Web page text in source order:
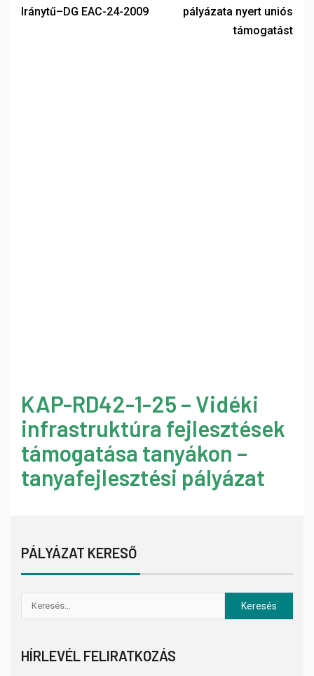
Iránytű–DG EAC-24-2009
pályázata nyert uniós
támogatást
KAP-RD42-1-25 – Vidéki
infrastruktúra fejlesztések
támogatása tanyákon –
tanyafejlesztési pályázat
PÁLYÁZAT KERESŐ
HÍRLEVÉL FELIRATKOZÁS